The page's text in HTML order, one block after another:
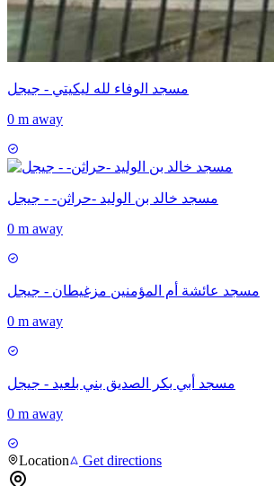
مسجد الوفاء لله ليكيتي - جيجل
0 m away
مسجد خالد بن الوليد -حراثن- - جيجل
0 m away
مسجد عائشة أم المؤمنين مزغيطان - جيجل
0 m away
مسجد أبي بكر الصديق بني بلعيد - جيجل
0 m away
Location Get directions